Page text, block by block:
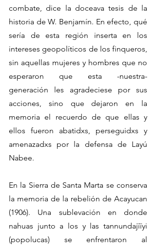
combate, dice la doceava tesis de la
historia de W. Benjamín. En efecto, qué
sería de esta región inserta en los
intereses geopolíticos de los finqueros,
sin aquellas mujeres y hombres que no
esperaron que esta -nuestra-
generación les agradeciese por sus
acciones, sino que dejaron en la
memoria el recuerdo de que ellas y
ellos fueron abatidxs, perseguidxs y
amenazadxs por la defensa de Layú
Nabee.
En la Sierra de Santa Marta se conserva
la memoria de la rebelión de Acayucan
(1906). Una sublevación en donde
nahuas junto a los y las tannundajïïyi
(popolucas) se enfrentaron al